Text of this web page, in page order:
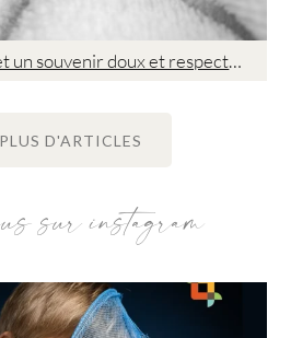
Souvenange : permet un souvenir doux et respectueux aux familles endeuillées
D'ARTICLES
sur instagram